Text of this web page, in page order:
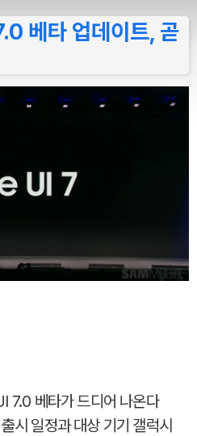
베타 업데이트, 곧
7.0 베타가 드디어 나온다
시 일정과 대상 기기 갤럭시